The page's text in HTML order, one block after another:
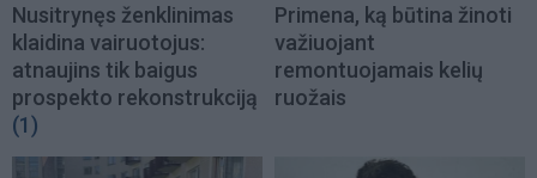
Nusitrynęs ženklinimas
klaidina vairuotojus:
atnaujins tik baigus
prospekto rekonstrukciją
(1)
Primena, ką būtina žinoti
važiuojant
remontuojamais kelių
ruožais